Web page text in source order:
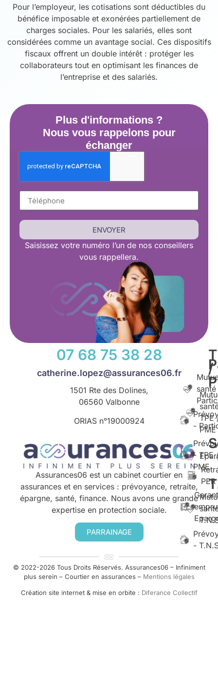
Pour l’employeur, les cotisations sont déductibles du
bénéfice imposable et exonérées partiellement de
charges sociales. Pour les salariés, elles sont
considérées comme un avantage social. Ces dispositifs
fiscaux offrent un double intérêt : protéger les
collaborateurs tout en optimisant les finances de
l’entreprise et des salariés.
Plus d'informations ?
Nous vous rappelons pour
échanger
ENVOYER
Saisissez votre numéro l’un de nos conseillers
vous rappellera.
07 68 75 38 28
catherine.lopez@assurances06.fr
1501 Rte des Dolines,
06560 Valbonne
ORIAS n°19000924
Assurances06 est un cabinet courtier en
assurances et en services : prévoyance, retraite,
épargne, santé, finance. Nous avons une grande
expertise en protection sociale.
PARRAINAGE
/
TPE
PME
- TPE
PME
-
-
PER
© 2022-2026 Tous Droits Réservés. Assurances06 – Infiniment
plus serein – Courtier en assurances – Mentions légales
Création site internet & mise en orbite : Diferance Collectif